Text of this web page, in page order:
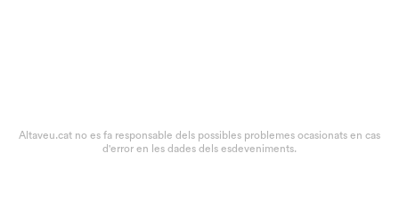
Altaveu.cat no es fa responsable dels possibles problemes ocasionats en cas
d'error en les dades dels esdeveniments.